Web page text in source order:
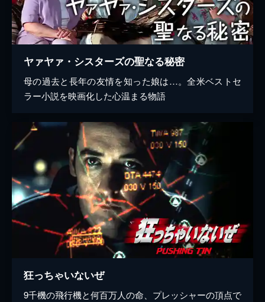
ヤァヤァ・シスターズの聖なる秘密
母の過去と長年の友情を知った娘は…。全米ベストセ
ラー小説を映画化した心温まる物語
狂っちゃいないぜ
9千機の飛行機と何百万人の命、プレッシャーの頂点で